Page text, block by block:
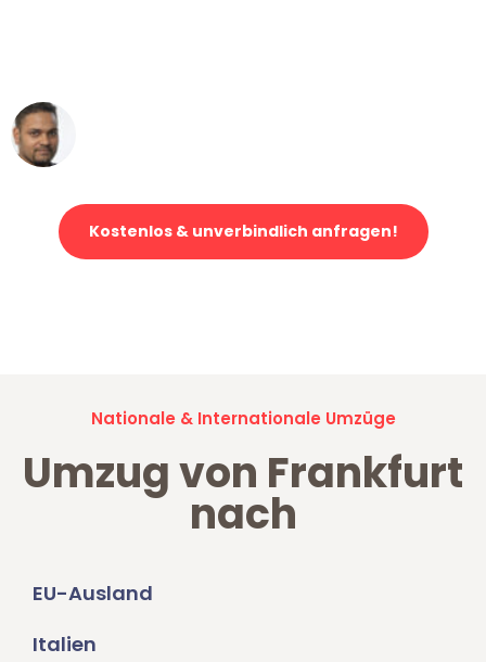
Kostenlos & unverbindlich anfragen!
Nationale & Internationale Umzüge
Umzug von Frankfurt
nach
EU-Ausland
Italien